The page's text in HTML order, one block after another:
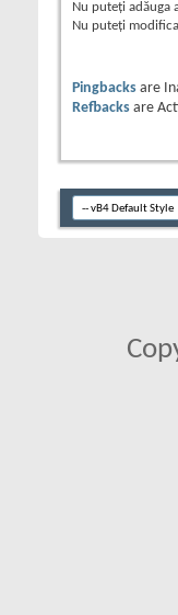
Nu puteţi adăuga
Nu puteţi
Pingbacks are
Refbacks are